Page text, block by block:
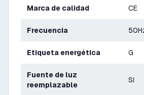
Marca de calidad CE
Frecuencia
Etiqueta energética G
Fuente de luz
reemplazable
Sí